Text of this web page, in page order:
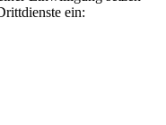
ein: